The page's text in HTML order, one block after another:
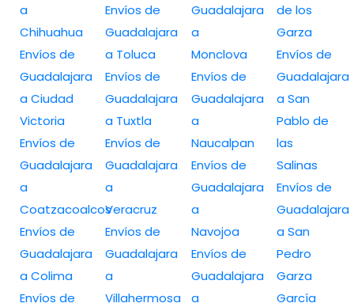
a
Chihuahua
Envíos de
Guadalajara
a Ciudad
Victoria
Envíos de
Guadalajara
a
Coatzacoalcos
Envíos de
Guadalajara
a Colima
Envíos de
Envíos de
Guadalajara
a Toluca
Envíos de
Guadalajara
a Tuxtla
Envíos de
Guadalajara
a
Veracruz
Envíos de
Guadalajara
a
Villahermosa
Guadalajara
a
Monclova
Envíos de
Guadalajara
a
Naucalpan
Envíos de
Guadalajara
a
Navojoa
Envíos de
Guadalajara
a
de los
Garza
Envíos de
Guadalajara
a San
Pablo de
las
Salinas
Envíos de
Guadalajara
a San
Pedro
Garza
García